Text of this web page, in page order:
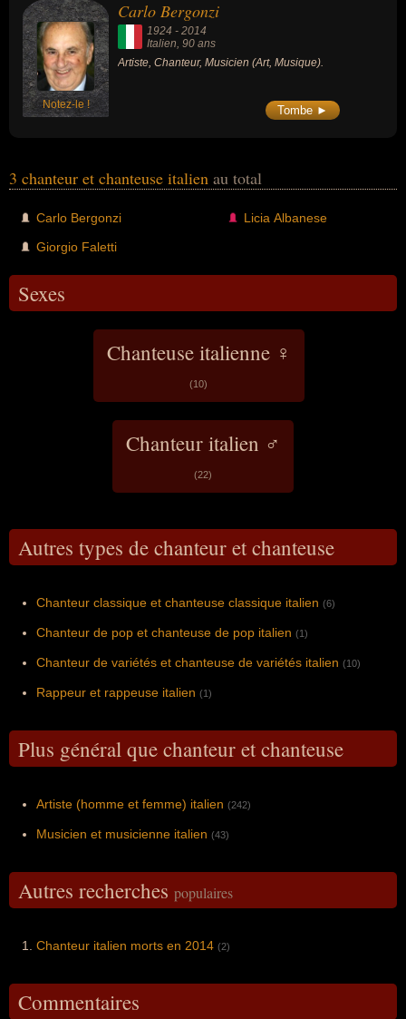
Notez-le !
Carlo Bergonzi
1924 - 2014
Italien, 90 ans
Artiste, Chanteur, Musicien (Art, Musique).
Tombe ►
3 chanteur et chanteuse italien au total
Carlo Bergonzi
Giorgio Faletti
Licia Albanese
Sexes
Chanteuse italienne ♀
(10)
Chanteur italien ♂
(22)
Autres types de chanteur et chanteuse
Chanteur classique et chanteuse classique italien (6)
Chanteur de pop et chanteuse de pop italien (1)
Chanteur de variétés et chanteuse de variétés italien (10)
Rappeur et rappeuse italien (1)
Plus général que chanteur et chanteuse
Artiste (homme et femme) italien (242)
Musicien et musicienne italien (43)
Autres recherches populaires
Chanteur italien morts en 2014 (2)
Commentaires